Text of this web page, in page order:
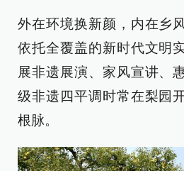
外在环境换新颜，内在乡
依托全覆盖的新时代文明
展非遗展演、家风宣讲、
级非遗四平调时常在梨园
根脉。